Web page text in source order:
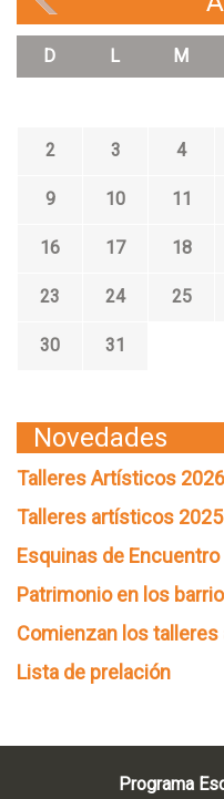
D L M
2 3 4
9 10 11
16 17 18
23 24 25
30
31
Novedades
Talleres Artísticos 2026
Talleres artísticos 2025
Esquinas de
Patrimonio en los
Comienzan los
Lista de prelación
Programa